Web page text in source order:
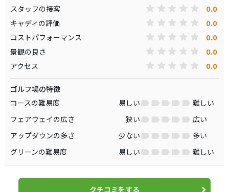
スタッフの接客 0.0
キャディの評価 0.0
コストパフォーマンス 0.0
景観の良さ 0.0
アクセス 0.0
ゴルフ場の特徴
コースの難易度
易しい
難しい
フェアウェイの広さ
狭い
広い
アップダウンの多さ
少ない
多い
グリーンの難易度
易しい 難しい
クチコミをする